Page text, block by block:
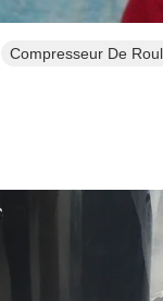
Compresseur De